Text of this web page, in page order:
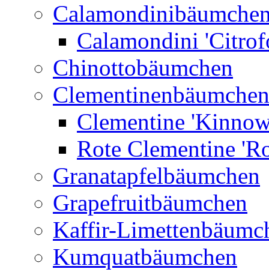
Calamondini
Chinottobäumchen
Clementinenbäumchen
Clementine
Rote Clementine
Granatapfelbäumchen
Grapefruitbäumchen
Kaffir-
Kumquatbäumchen